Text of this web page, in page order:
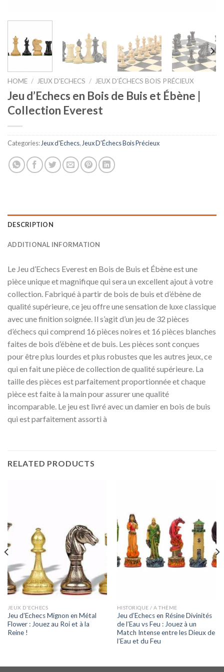
HOME / JEUX D'ECHECS / JEUX D’ÉCHECS BOIS PRÉCIEUX
Jeu d’Echecs en Bois de Buis et Ébène |
Collection Everest
Categories: Jeux d'Echecs, Jeux D’Échecs Bois Précieux
DESCRIPTION
ADDITIONAL INFORMATION
Le Jeu d’Echecs Everest en Bois de Buis et Ébène est une
pièce unique et magnifique qui sera un excellent ajout à votre
collection. Fabriqué à partir de bois de buis et d’ébène de
qualité supérieure, ce jeu offre une sensation de luxe classique
avec une finition soignée. Il s’agit d’un jeu de 32 pièces
d’échecs qui comprend 16 pièces noires et 16 pièces blanches
faites de bois d’ébène et de buis. Les pièces sont conçues
pour être plus lourdes et plus robustes que les autres jeux, ce
qui en fait une pièce de collection de qualité supérieure. La
taille des pièces est parfaitement proportionnée et chaque
pièce est faite à la main pour assurer une qualité
incomparable. Le jeu est livré avec un damier en bois de buis
qui est parfaitement assorti à
RELATED PRODUCTS
JEUX D'ECHECS
Jeu d’Echecs Mignon en Métal
Flower : Jouez au Roi et à la
Reine !
HISTORIQUE / A THÈME
Jeu d’Echecs en Résine Divinités
de l’Eau vs Feu : Jouez à un
Match Intense entre les Dieux de
l’Eau et du Feu